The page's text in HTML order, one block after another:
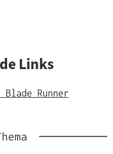
Links
Runner